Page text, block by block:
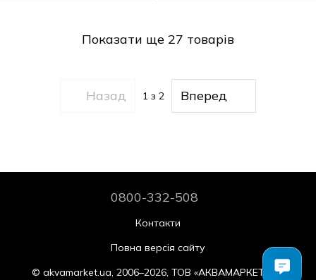
Показати ще 27 товарів
Назад 1 з 2 Вперед
0800-332-508
Контакти
Повна версія сайту
© akvamarket.ua, 2006–2026, ТОВ «АКВАМАРКЕТ.УА»